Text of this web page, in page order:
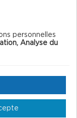
réservés
personnelles
Analyse du